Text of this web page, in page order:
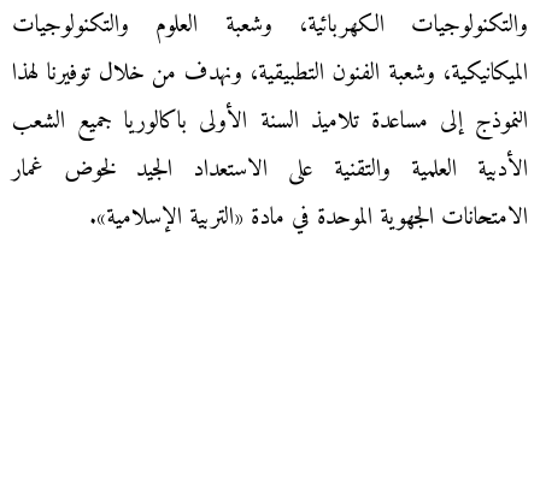
والتكنولوجيات الكهربائية، وشعبة العلوم والتكنولوجيات
الميكانيكية، وشعبة الفنون التطبيقية، ونهدف من خلال توفيرنا لهذا
النموذج إلى مساعدة تلاميذ السنة الأولى باكالوريا جميع الشعب
الأدبية العلمية والتقنية على الاستعداد الجيد لخوض غمار
الامتحانات الجهوية الموحدة في مادة «التربية الإسلامية».